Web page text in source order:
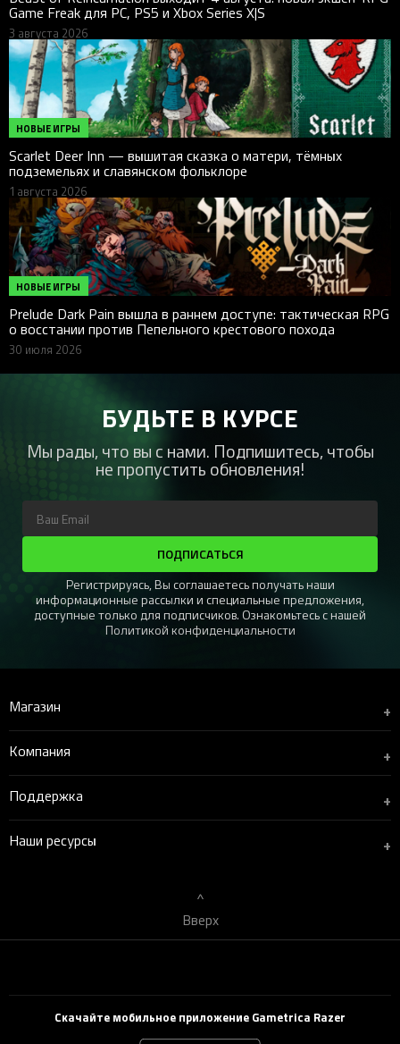
Game Freak для PC, PS5 и Xbox Series X|S
3 августа 2026
НОВЫЕ ИГРЫ
Scarlet Deer Inn — вышитая сказка о матери, тёмных
подземельях и славянском фольклоре
1 августа 2026
НОВЫЕ ИГРЫ
Prelude Dark Pain вышла в раннем доступе: тактическая RPG
о восстании против Пепельного крестового похода
30 июля 2026
БУДЬТЕ В КУРСЕ
Мы рады, что вы с нами. Подпишитесь, чтобы
не пропустить обновления!
ПОДПИСАТЬСЯ
Регистрируясь, Вы соглашаетесь получать наши
информационные рассылки и специальные предложения,
доступные только для подписчиков. Ознакомьтесь с нашей
Политикой конфиденциальности
Магазин +
Компания +
Поддержка +
Наши ресурсы +
Вверх
Скачайте мобильное приложение Gametrica Razer